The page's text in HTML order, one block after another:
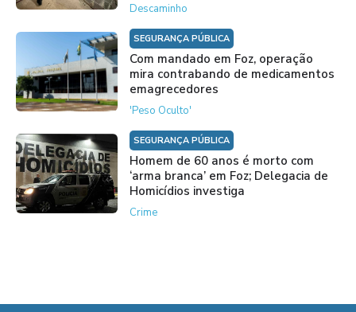
Descaminho
SEGURANÇA PÚBLICA
Com mandado em Foz, operação
mira contrabando de medicamentos
emagrecedores
'Peso Oculto'
SEGURANÇA PÚBLICA
Homem de 60 anos é morto com
‘arma branca’ em Foz; Delegacia de
Homicídios investiga
Crime